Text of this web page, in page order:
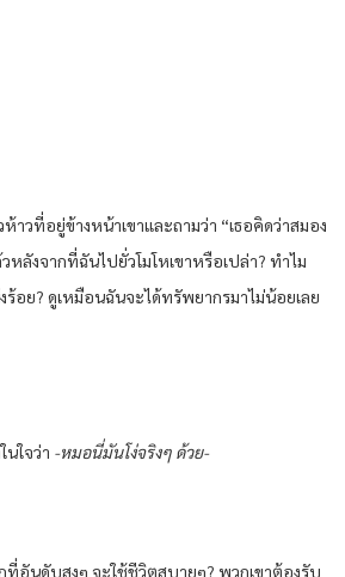
าวที่อยู่ข้างหน้าเขาและถามว่า “เธอคิดว่าสมอง
ลังจากที่ฉันไปยั่วโมโหเขาหรือเปล่า? ทำไม
อย? ดูเหมือนฉันจะได้ทรัพยากรมาไม่น้อยเลย
ใจว่า -หมอนี่มันโง่จริงๆ ด้วย-
ที่อันดับสูงๆ จะใช้ชีวิตสบายๆ? พวกเขาต้องรับ